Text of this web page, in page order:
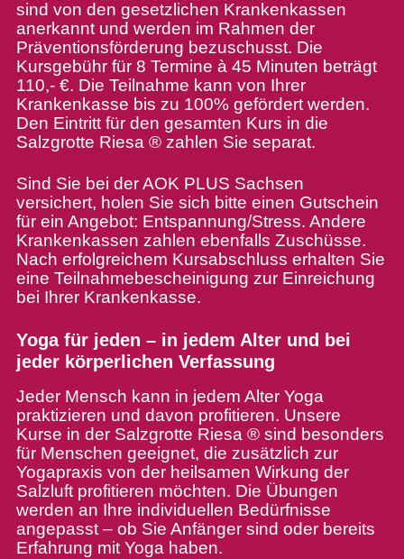
sind von den gesetzlichen Krankenkassen
anerkannt und werden im Rahmen der
Präventionsförderung bezuschusst. Die
Kursgebühr für 8 Termine à 45 Minuten beträgt
110,- €. Die Teilnahme kann von Ihrer
Krankenkasse bis zu 100% gefördert werden.
Den Eintritt für den gesamten Kurs in die
Salzgrotte Riesa ® zahlen Sie separat.
Sind Sie bei der AOK PLUS Sachsen
versichert, holen Sie sich bitte einen Gutschein
für ein Angebot: Entspannung/Stress. Andere
Krankenkassen zahlen ebenfalls Zuschüsse.
Nach erfolgreichem Kursabschluss erhalten Sie
eine Teilnahmebescheinigung zur Einreichung
bei Ihrer Krankenkasse.
Yoga für jeden – in jedem Alter und bei
jeder körperlichen Verfassung
Jeder Mensch kann in jedem Alter Yoga
praktizieren und davon profitieren. Unsere
Kurse in der Salzgrotte Riesa ® sind besonders
für Menschen geeignet, die zusätzlich zur
Yogapraxis von der heilsamen Wirkung der
Salzluft profitieren möchten. Die Übungen
werden an Ihre individuellen Bedürfnisse
angepasst – ob Sie Anfänger sind oder bereits
Erfahrung mit Yoga haben.